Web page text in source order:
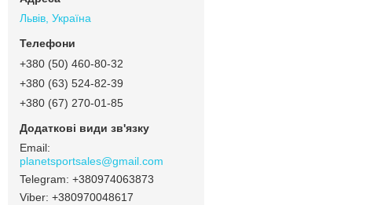
Львів, Україна
+380 (50) 460-80-32
+380 (63) 524-82-39
+380 (67) 270-01-85
planetsportsales@gmail.com
+380974063873
+380970048617